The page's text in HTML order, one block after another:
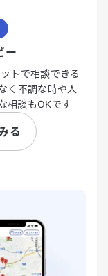
ー
トで相談できる
く不調な時や人
相談もOKです
る